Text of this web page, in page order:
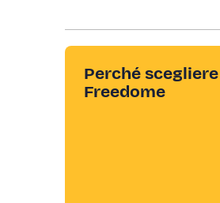
Perché scegliere
Freedome